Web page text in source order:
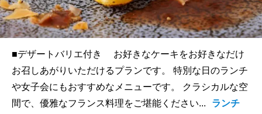
■デザートバリエ付き お好きなケーキをお好きなだけ
お召しあがりいただけるプランです。 特別な日のランチ
や女子会にもおすすめなメニューです。 クラシカルな空
間で、優雅なフランス料理をご堪能ください...
ランチ